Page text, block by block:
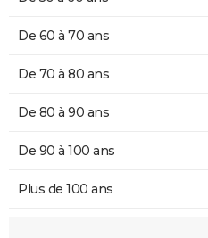
De 60 à 70 ans
De 70 à 80 ans
De 80 à 90 ans
De 90 à 100 ans
Plus de 100 ans